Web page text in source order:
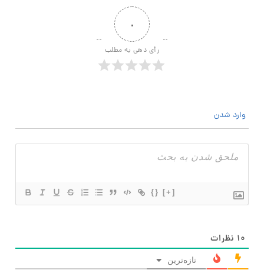
۰
رأی دهی به مطلب
وارد شدن
{} [+]
۱۰ نظرات
تازه‌ترین